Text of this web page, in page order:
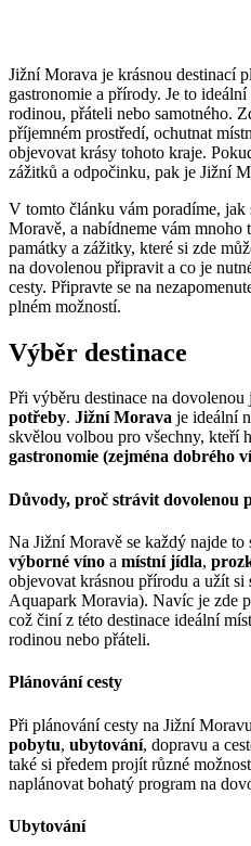
Jižní Morava je krásnou destinací
gastronomie a přírody. Je to
rodinou, přáteli nebo samotného.
příjemném prostředí, ochutnat
objevovat krásy tohoto kraje.
zážitků a odpočinku, pak je Jižní
V tomto článku vám poradíme,
Moravě, a nabídneme vám mnoho
památky a zážitky, které si zde
na dovolenou připravit a co je
cesty. Připravte se na
plném možností.
Výběr destinace
Při výběru destinace na dovolenou
potřeby. Jižní Morava je ideální
skvělou volbou pro všechny, kteří
gastronomie (zejména dobrého
Důvody, proč strávit dovolenou
Na Jižní Moravě se každý najde to
výborné víno a místní jídla,
objevovat krásnou přírodu a užít si
Aquapark Moravia). Navíc je zde
což činí z této destinace ideální
rodinou nebo přáteli.
Plánování cesty
Při plánování cesty na Jižní
pobytu, ubytování, dopravu a
také si předem projít různé
naplánovat bohatý program na
Ubytování